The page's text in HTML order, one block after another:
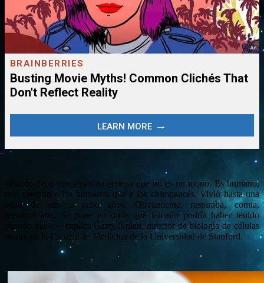
«Puedo decir con absoluta certeza que no es un mono. Es humano,
más cercano a los humanos que a los chimpancés. Vivió hasta una
edad de seis a ocho años. Obviamente, respiraba, comía,
metabolizaba. Se pone en duda qué tamaño podría haber tenido
cuando nació», explica Garry Nolan, director de biología de células
madre en la Escuela de Medicina de la Universidad de Stanford.